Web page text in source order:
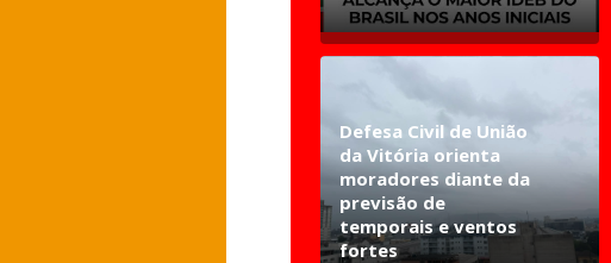
Defesa Civil de União
da Vitória orienta
moradores diante da
previsão de
temporais e ventos
fortes